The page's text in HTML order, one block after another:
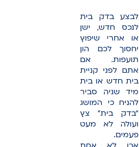
לבצע בדק בית
לנכס חדש, ישן
או אחרי שיפוץ
יחסוך לכם הון
תועפות. אם
אתם לפני קניית
בית חדש או בית
מיד שניה סביר
להניח כי המושג
“בדק בית” צץ
ועולה לא מעט
פעמים.